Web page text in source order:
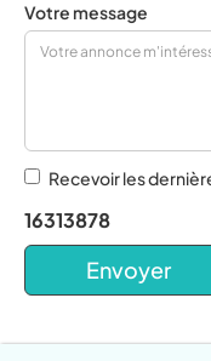
Votre message
Recevoir les
16313878